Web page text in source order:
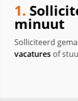
1.
minuut
Solliciteerd
vacaturesof